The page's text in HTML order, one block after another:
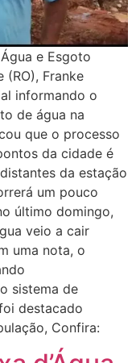
e Esgoto
(RO), Franke
informando o
de água na
que o processo
da cidade é
da estação
um pouco
último domingo,
veio a cair
uma nota, o
sistema de
destacado
Confira: